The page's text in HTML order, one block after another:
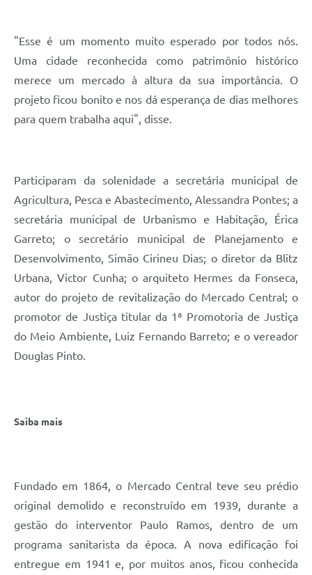
"Esse é um momento muito esperado por todos nós.
Uma cidade reconhecida como patrimônio histórico
merece um mercado à altura da sua importância. O
projeto ficou bonito e nos dá esperança de dias melhores
para quem trabalha aqui", disse.
Participaram da solenidade a secretária municipal de
Agricultura, Pesca e Abastecimento, Alessandra Pontes; a
secretária municipal de Urbanismo e Habitação, Érica
Garreto; o secretário municipal de Planejamento e
Desenvolvimento, Simão Cirineu Dias; o diretor da Blitz
Urbana, Victor Cunha; o arquiteto Hermes da Fonseca,
autor do projeto de revitalização do Mercado Central; o
promotor de Justiça titular da 1ª Promotoria de Justiça
do Meio Ambiente, Luiz Fernando Barreto; e o vereador
Douglas Pinto.
Saiba mais
Fundado em 1864, o Mercado Central teve seu prédio
original demolido e reconstruído em 1939, durante a
gestão do interventor Paulo Ramos, dentro de um
programa sanitarista da época. A nova edificação foi
entregue em 1941 e, por muitos anos, ficou conhecida